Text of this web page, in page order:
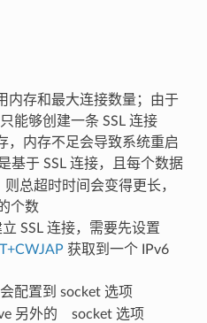
内存和最大连接数量；由于
能够创建一条 SSL 连接
，内存不足会导致系统重启
基于 SSL 连接，且每个数据
总超时时间会变得更长，
个数
SSL 连接，需要先设置
获取到一个 IPv6
配置到 socket 选项
另外的 socket 选项